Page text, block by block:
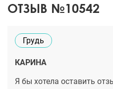
ОТЗЫВ №10542
Грудь
КАРИНА
Я бы хотела оставить